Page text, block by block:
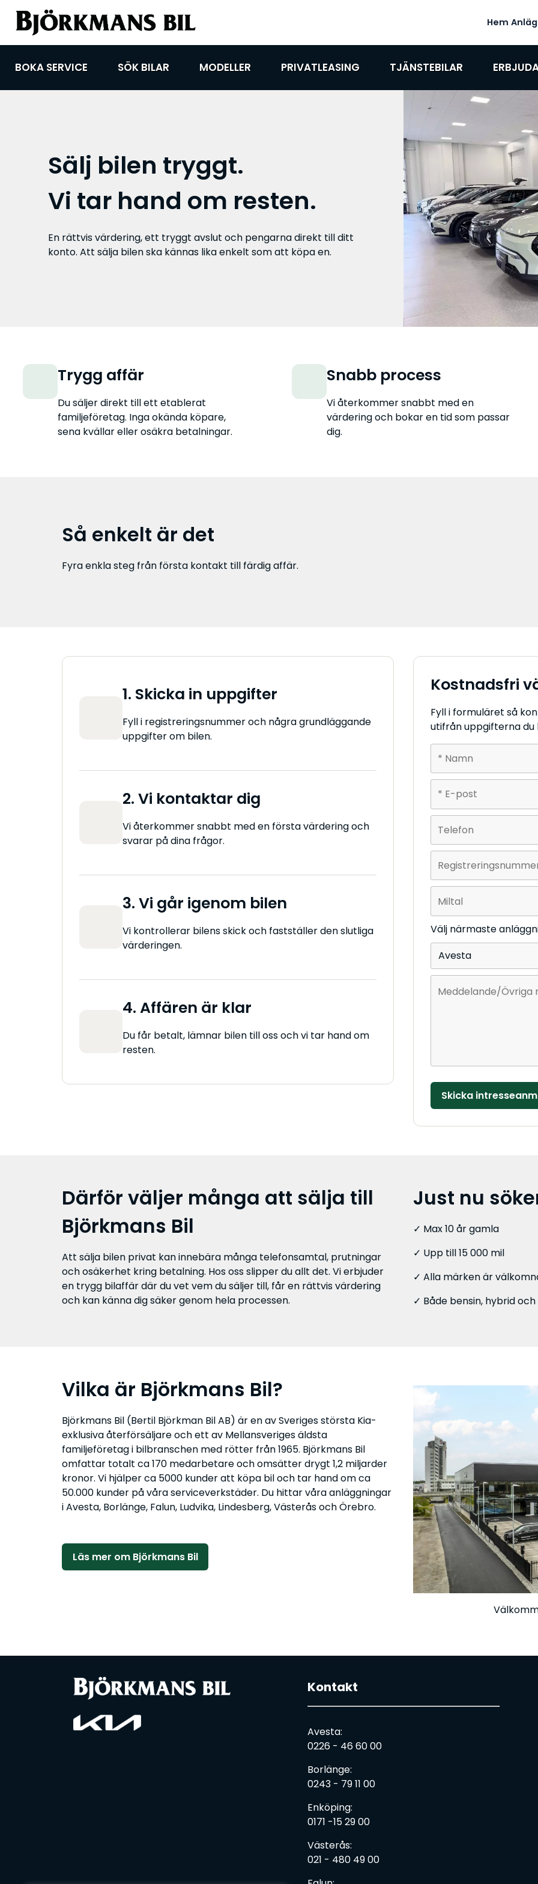
Hem
BOKA SERVICE SÖK BILAR MODELLER PRIVATLEASING TJÄNSTEBILAR
Sälj bilen tryggt.
Vi tar hand om resten.
En rättvis värdering, ett tryggt avslut och pengarna direkt till ditt
konto. Att sälja bilen ska kännas lika enkelt som att köpa en.
Trygg affär
Du säljer direkt till ett etablerat
familjeföretag. Inga okända köpare,
sena kvällar eller osäkra betalningar.
Snabb process
Vi återkommer snabbt med en
värdering och bokar en tid som passar
dig.
Så enkelt är det
Fyra enkla steg från första kontakt till färdig affär.
1. Skicka in uppgifter
Fyll i registreringsnummer och några grundläggande
uppgifter om bilen.
2. Vi kontaktar dig
Vi återkommer snabbt med en första värdering och
svarar på dina frågor.
3. Vi går igenom bilen
Vi kontrollerar bilens skick och fastställer den slutliga
värderingen.
4. Affären är klar
Du får betalt, lämnar bilen till oss och vi tar hand om
resten.
Kostnadsfri
Fyll i formuläret så
utifrån uppgifterna du
Välj närmaste
Därför väljer många att sälja till
Björkmans Bil
Att sälja bilen privat kan innebära många telefonsamtal, prutningar
och osäkerhet kring betalning. Hos oss slipper du allt det. Vi erbjuder
en trygg bilaffär där du vet vem du säljer till, får en rättvis värdering
och kan känna dig säker genom hela processen.
Just nu
✓ Max 10 år gamla
✓ Upp till 15 000 mil
✓ Alla märken är
✓ Både bensin, hybrid
Vilka är Björkmans Bil?
Björkmans Bil (Bertil Björkman Bil AB) är en av Sveriges största Kia-
exklusiva återförsäljare och ett av Mellansveriges äldsta
familjeföretag i bilbranschen med rötter från 1965. Björkmans Bil
omfattar totalt ca 170 medarbetare och omsätter drygt 1,2 miljarder
kronor. Vi hjälper ca 5000 kunder att köpa bil och tar hand om ca
50.000 kunder på våra serviceverkstäder. Du hittar våra anläggningar
i Avesta, Borlänge, Falun, Ludvika, Lindesberg, Västerås och Örebro.
Läs mer om Björkmans Bil
Kontakt
Avesta:
0226 - 46 60 00
Borlänge:
0243 - 79 11 00
Enköping:
0171 -15 29 00
Västerås:
021 - 480 49 00